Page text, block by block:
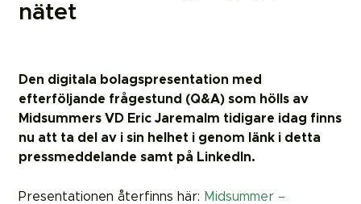
nätet
Den digitala bolagspresentation med
efterföljande frågestund (Q&A) som hölls av
Midsummers VD Eric Jaremalm tidigare idag finns
nu att ta del av i sin helhet i genom länk i detta
pressmeddelande samt på LinkedIn.
Presentationen återfinns här: Midsummer –